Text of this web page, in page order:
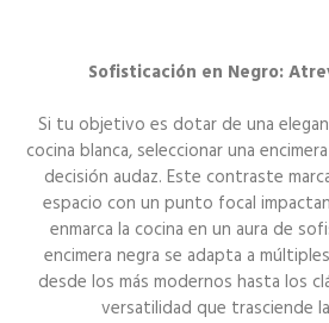
Sofisticación en Negro:
Si tu objetivo es dotar de una
cocina blanca, seleccionar una
decisión audaz. Este contraste
espacio con un punto focal
enmarca la cocina en un aura de
encimera negra se adapta a
desde los más modernos hasta los
versatilidad que trasciende